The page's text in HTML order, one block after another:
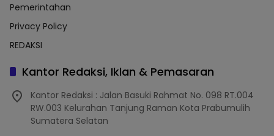
Pemerintahan
Privacy Policy
REDAKSI
Kantor Redaksi, Iklan & Pemasaran
Kantor Redaksi : Jalan Basuki Rahmat No. 098 RT.004
RW.003 Kelurahan Tanjung Raman Kota Prabumulih
Sumatera Selatan